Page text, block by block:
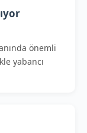
önemli
yabancı